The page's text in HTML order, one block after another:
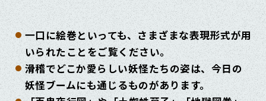
一口に絵巻といっても、さまざまな表現形式が用
いられたことをご覧ください。
滑稽でどこか愛らしい妖怪たちの姿は、今日の
妖怪ブームにも通じるものがあります。